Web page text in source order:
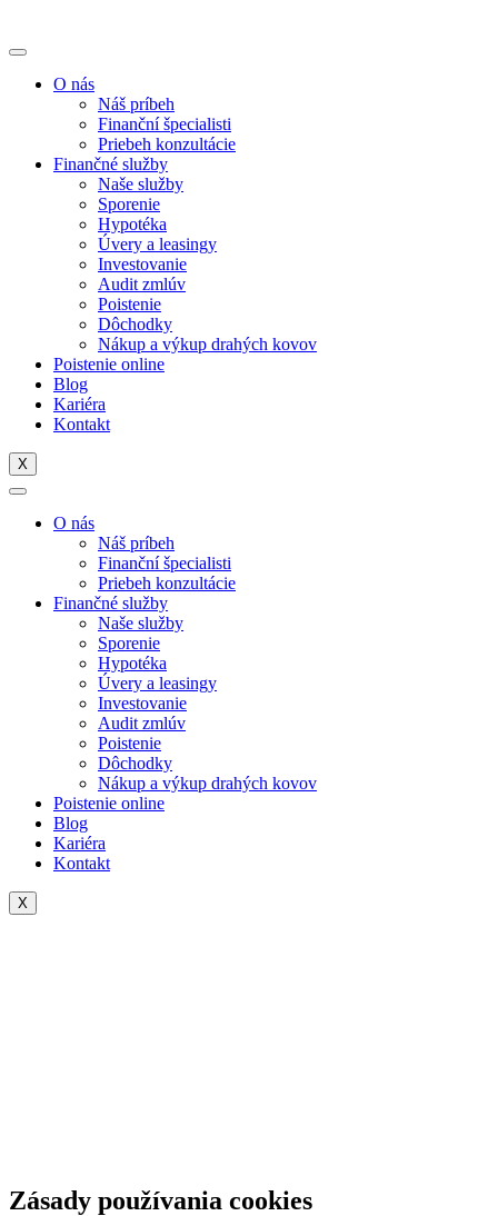
O nás
Náš príbeh
Finanční špecialisti
Priebeh konzultácie
Finančné služby
Naše služby
Sporenie
Hypotéka
Úvery a leasingy
Investovanie
Audit zmlúv
Poistenie
Dôchodky
Nákup a výkup drahých kovov
Poistenie online
Blog
Kariéra
Kontakt
X
O nás
Náš príbeh
Finanční špecialisti
Priebeh konzultácie
Finančné služby
Naše služby
Sporenie
Hypotéka
Úvery a leasingy
Investovanie
Audit zmlúv
Poistenie
Dôchodky
Nákup a výkup drahých kovov
Poistenie online
Blog
Kariéra
Kontakt
X
Zásady používania cookies